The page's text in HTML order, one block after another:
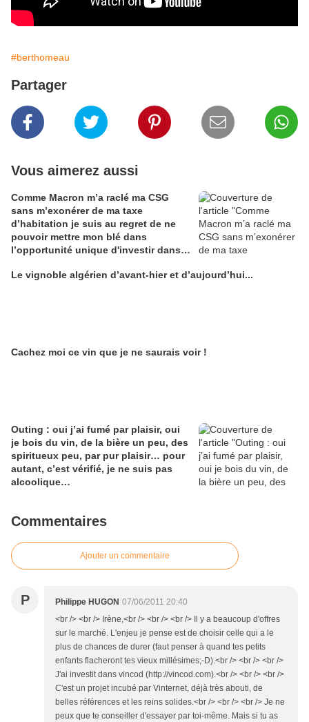
#berthomeau
Partager
Vous aimerez aussi
Comme Macron m’a raclé ma CSG
sans m’exonérer de ma taxe
d’habitation je suis au regret de ne
pouvoir mettre mon blé dans
l’opportunité unique d'investir dans
Alain Edouard
Le vignoble algérien d’avant-hier et d’aujourd’hui...
Cachez moi ce vin que je ne saurais voir !
Outing : oui j’ai fumé par plaisir, oui
je bois du vin, de la bière un peu, des
spiritueux peu, par pur plaisir… pour
autant, c’est vérifié, je ne suis pas
alcoolique…
Commentaires
Ajouter un commentaire
P Philippe HUGON 07/06/2011 20:40
<br /> <br /> Irène,<br /> <br /> <br /> Il y a beaucoup d'offres
sur le marché. L'enjeu je pense est de choisir celle qui a le
plus de chances de durer (faut penser à quand tes petits
enfants flacheront tes vieux millésimes;-D).<br /> <br /> <br />
J'ai investit dans vincod (http://vincod.com).<br /> <br /> <br />
C'est un projet incubé par Vinternet, déjà très abouti, de
belles références et les reins solides.<br /> <br /> <br /> Je ne
peux que te conseiller d'essayer par toi-même. Mais si tu as